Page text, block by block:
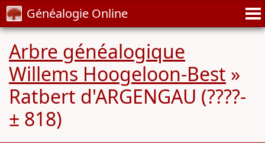
Généalogie Online
Arbre généalogique
Willems Hoogeloon-Best »
Ratbert d'ARGENGAU (????-
± 818)